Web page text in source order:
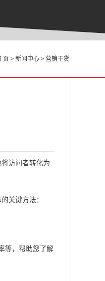
页 > 新闻中心 > 营销干货
访问者转化为
关键方法：
等，帮助您了解